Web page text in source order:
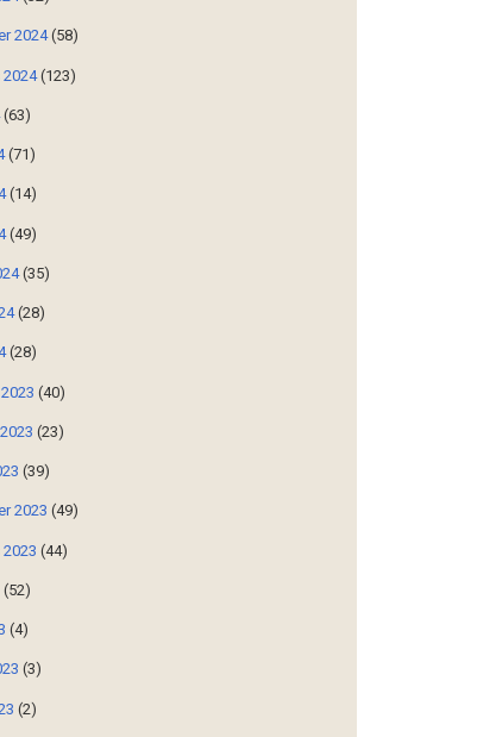
2024(58)
(123)
(63)
(71)
(14)
(49)
(35)
(28)
(28)
(40)
(23)
(39)
2023 (49)
(44)
(52)
(4)
(3)
(2)